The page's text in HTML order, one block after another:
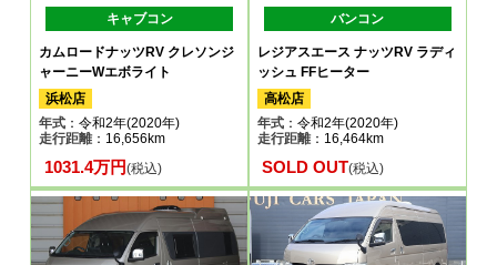
キャブコン
カムロードナッツRV クレソンジ
ャーニーWエボライト
浜松店
年式 ：令和2年(2020年)
走行距離：16,656km
1031.4万円(税込)
バンコン
レジアスエース ナッツRV ラディ
ッシュ FFヒーター
高松店
年式：令和2年(2020年)
走行距離：16,464km
SOLD OUT(税込)